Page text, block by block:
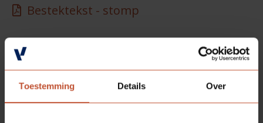
Toestemming Details Over
Bestektekst - stomp
BESCHIKBAREKLEUREN